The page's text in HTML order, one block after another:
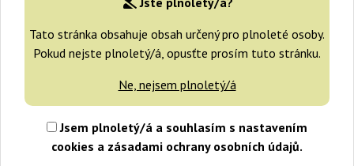
Tato stránka obsahuje obsah určený pro plnoleté osoby.
Pokud nejste plnoletý/á, opusťte prosím tuto stránku.
Ne, nejsem plnoletý/á
Jsem plnoletý/á a souhlasím s nastavením
cookies a zásadami ochrany osobních údajů.